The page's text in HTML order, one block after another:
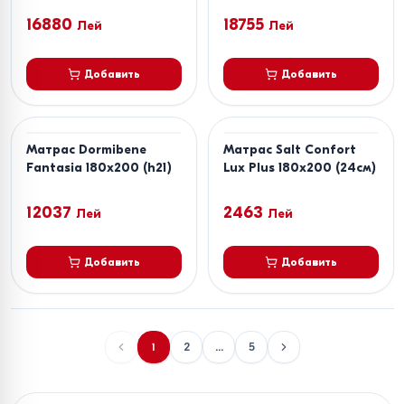
16880 Лей
Добавить
18755 Лей
Добавить
Матрас Dormibene
Fantasia 180x200 (h21)
12037 Лей
Добавить
Матрас Salt Confort
Lux Plus 180x200 (24см)
2463 Лей
Добавить
1 2 ... 5